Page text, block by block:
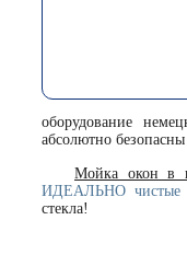
оборудование
абсолютно
Мойка окон в
ИДЕАЛЬНО чистые
стекла!